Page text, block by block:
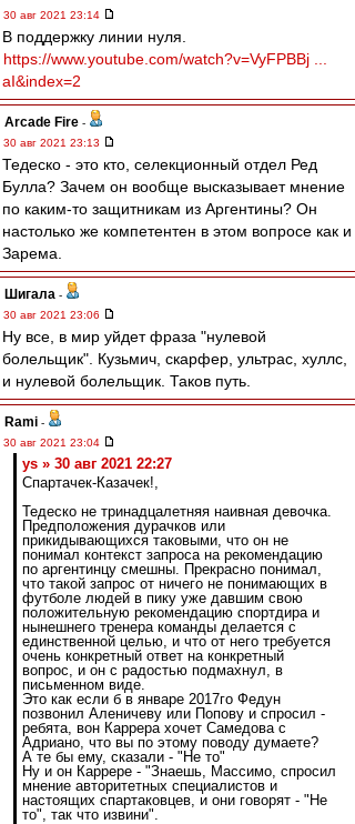
30 авг 2021 23:14
В поддержку линии нуля.
https://www.youtube.com/watch?v=VyFPBBj ...
aI&index=2
Arcade Fire -
30 авг 2021 23:13
Тедеско - это кто, селекционный отдел Ред
Булла? Зачем он вообще высказывает мнение
по каким-то защитникам из Аргентины? Он
настолько же компетентен в этом вопросе как и
Зарема.
Шигала -
30 авг 2021 23:06
Ну все, в мир уйдет фраза "нулевой
болельщик". Кузьмич, скарфер, ультрас, хуллс,
и нулевой болельщик. Таков путь.
Rami -
30 авг 2021 23:04
ys » 30 авг 2021 22:27
Спартачек-Казачек!,
Тедеско не тринадцалетняя наивная девочка.
Предположения дурачков или
прикидывающихся таковыми, что он не
понимал контекст запроса на рекомендацию
по аргентинцу смешны. Прекрасно понимал,
что такой запрос от ничего не понимающих в
футболе людей в пику уже давшим свою
положительную рекомендацию спортдира и
нынешнего тренера команды делается с
единственной целью, и что от него требуется
очень конкретный ответ на конкретный
вопрос, и он с радостью подмахнул, в
письменном виде.
Это как если б в январе 2017го Федун
позвонил Аленичеву или Попову и спросил -
ребята, вон Каррера хочет Самедова с
Адриано, что вы по этому поводу думаете?
А те бы ему, сказали - "Не то"
Ну и он Каррере - "Знаешь, Массимо, спросил
мнение авторитетных специалистов и
настоящих спартаковцев, и они говорят - "Не
то", так что извини".